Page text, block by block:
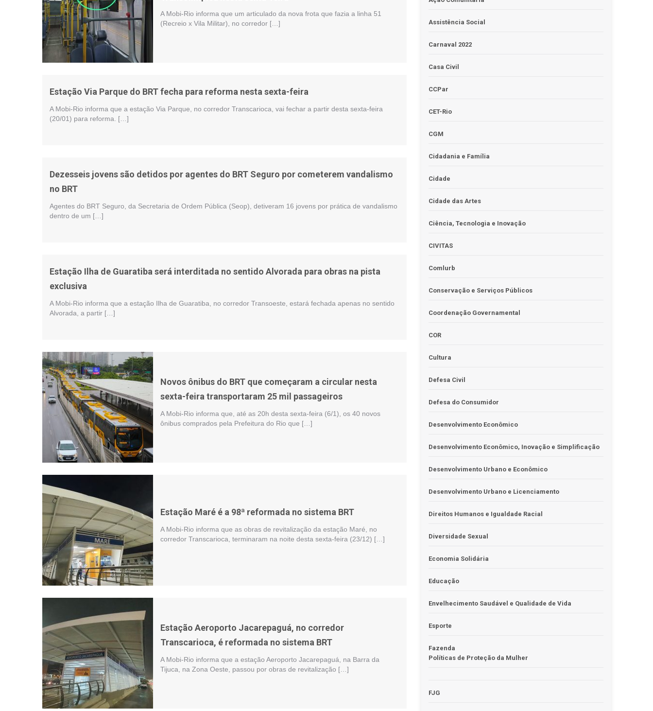
A Mobi-Rio informa que um articulado da nova frota que fazia a linha 51
(Recreio x Vila Militar), no corredor […]
Estação Via Parque do BRT fecha para reforma nesta sexta-feira
A Mobi-Rio informa que a estação Via Parque, no corredor Transcarioca, vai fechar a partir desta sexta-feira
(20/01) para reforma. […]
Dezesseis jovens são detidos por agentes do BRT Seguro por cometerem vandalismo
no BRT
Agentes do BRT Seguro, da Secretaria de Ordem Pública (Seop), detiveram 16 jovens por prática de vandalismo
dentro de um […]
Estação Ilha de Guaratiba será interditada no sentido Alvorada para obras na pista
exclusiva
A Mobi-Rio informa que a estação Ilha de Guaratiba, no corredor Transoeste, estará fechada apenas no sentido
Alvorada, a partir […]
Novos ônibus do BRT que começaram a circular nesta
sexta-feira transportaram 25 mil passageiros
A Mobi-Rio informa que, até as 20h desta sexta-feira (6/1), os 40 novos
ônibus comprados pela Prefeitura do Rio que […]
Estação Maré é a 98ª reformada no sistema BRT
A Mobi-Rio informa que as obras de revitalização da estação Maré, no
corredor Transcarioca, terminaram na noite desta sexta-feira (23/12) […]
Estação Aeroporto Jacarepaguá, no corredor
Transcarioca, é reformada no sistema BRT
A Mobi-Rio informa que a estação Aeroporto Jacarepaguá, na Barra da
Tijuca, na Zona Oeste, passou por obras de revitalização […]
Assistência Social
Carnaval 2022
Casa Civil
CCPar
CET-Rio
CGM
Cidadania e Família
Cidade
Cidade das Artes
Ciência, Tecnologia e Inovação
CIVITAS
Comlurb
Conservação e Serviços Públicos
Coordenação Governamental
COR
Cultura
Defesa Civil
Defesa do Consumidor
Desenvolvimento Econômico
Desenvolvimento Econômico, Inovação e Simplificação
Desenvolvimento Urbano e Econômico
Desenvolvimento Urbano e Licenciamento
Direitos Humanos e Igualdade Racial
Diversidade Sexual
Economia Solidária
Educação
Envelhecimento Saudável e Qualidade de Vida
Esporte
Fazenda
Políticas de Proteção da Mulher
FJG